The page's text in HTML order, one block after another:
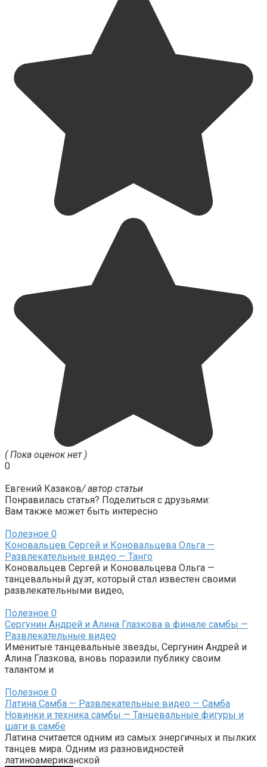
( Пока оценок нет )
0
Евгений Казаков/ автор статьи
Понравилась статья? Поделиться с друзьями:
Вам также может быть интересно
Полезное 0
Коновальцев Сергей и Коновальцева Ольга —
Развлекательные видео — Танго
Коновальцев Сергей и Коновальцева Ольга —
танцевальный дуэт, который стал известен своими
развлекательными видео,
Полезное 0
Сергунин Андрей и Алина Глазкова в финале самбы —
Развлекательные видео
Именитые танцевальные звезды, Сергунин Андрей и
Алина Глазкова, вновь поразили публику своим
талантом и
Полезное 0
Латина Самба — Развлекательные видео — Самба
Новинки и техника самбы — Танцевальные фигуры и
шаги в самбе
Латина считается одним из самых энергичных и пылких
танцев мира. Одним из разновидностей
латиноамериканской